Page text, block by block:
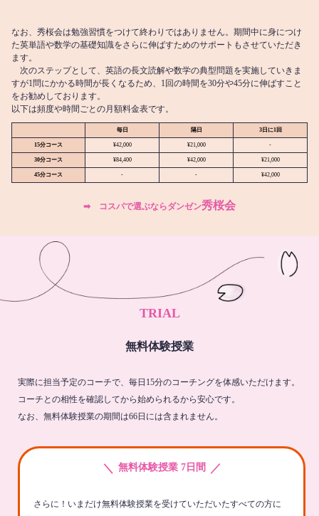
なお、秀桜会は勉強習慣をつけて終わりではありません。期間中に身につけ
た英単語や数学の基礎知識をさらに伸ばすためのサポートもさせていただき
ます。
次のステップとして、英語の長文読解や数学の典型問題を実施していきま
すが1問にかかる時間が長くなるため、1回の時間を30分や45分に伸ばすこと
をお勧めしております。
以下は頻度や時間ごとの月額料金表です。
毎日 隔日 3日に1回
15分コース ¥42,000 ¥21,000 -
30分コース ¥84,400 ¥42,000 ¥21,000
45分コース - - ¥42,000
➡︎ コスパで選ぶならダンゼン秀桜会
TRIAL
無料体験授業
実際に担当予定のコーチで、毎日15分のコーチングを体感いただけます。
コーチとの相性を確認してから始められるから安心です。
なお、無料体験授業の期間は66日には含まれません。
＼ 無料体験授業 7日間 ／
さらに！いまだけ無料体験授業を受けていただいたすべての方に